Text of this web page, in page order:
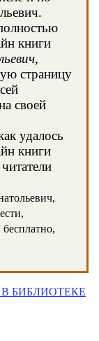
книги
,
страницу
своей
удалось
книги
бесплатно,
БИБЛИОТЕКЕ